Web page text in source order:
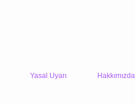
Yasal Uyarı Hakkımızda